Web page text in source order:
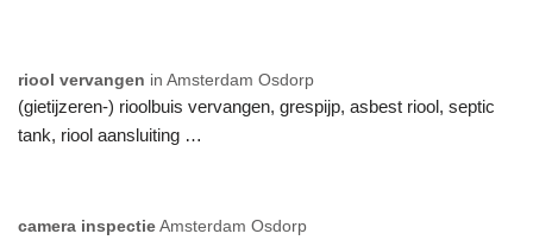
riool vervangen in Amsterdam Osdorp
(gietijzeren-) rioolbuis vervangen, grespijp, asbest riool, septic
tank, riool aansluiting …
camera inspectie Amsterdam Osdorp